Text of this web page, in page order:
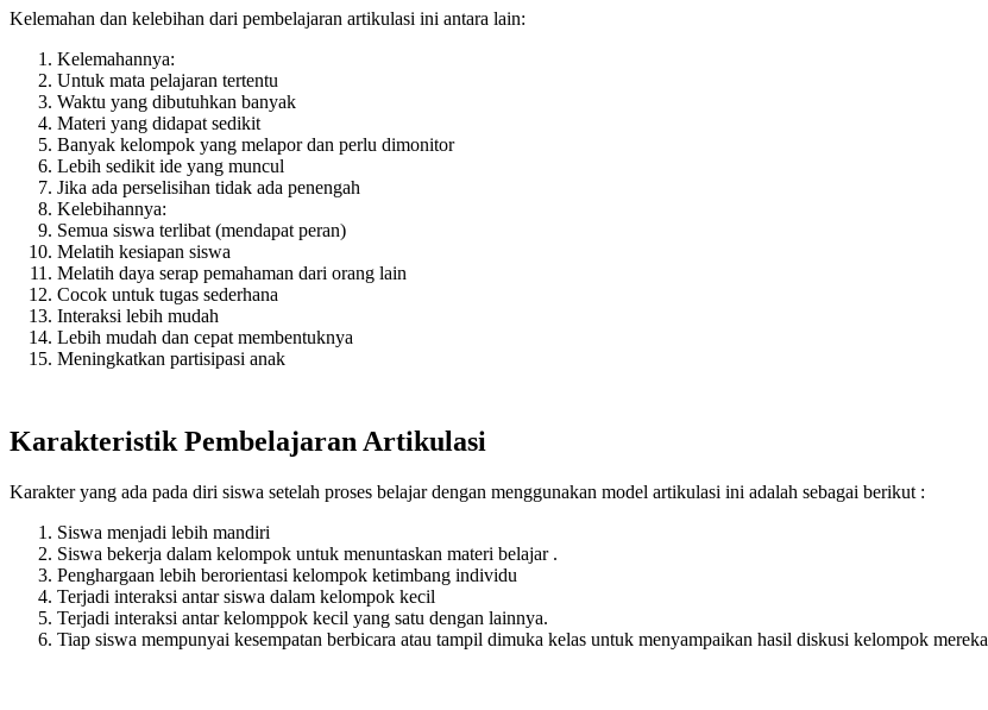
Kelemahan dan kelebihan dari pembelajaran artikulasi ini antara lain:
Kelemahannya:
Untuk mata pelajaran tertentu
Waktu yang dibutuhkan banyak
Materi yang didapat sedikit
Banyak kelompok yang melapor dan perlu dimonitor
Lebih sedikit ide yang muncul
Jika ada perselisihan tidak ada penengah
Kelebihannya:
Semua siswa terlibat (mendapat peran)
Melatih kesiapan siswa
Melatih daya serap pemahaman dari orang lain
Cocok untuk tugas sederhana
Interaksi lebih mudah
Lebih mudah dan cepat membentuknya
Meningkatkan partisipasi anak
Karakteristik Pembelajaran Artikulasi
Karakter yang ada pada diri siswa setelah proses belajar dengan menggunakan model artikulasi ini adalah sebagai berikut :
Siswa menjadi lebih mandiri
Siswa bekerja dalam kelompok untuk menuntaskan materi belajar .
Penghargaan lebih berorientasi kelompok ketimbang individu
Terjadi interaksi antar siswa dalam kelompok kecil
Terjadi interaksi antar kelomppok kecil yang satu dengan lainnya.
Tiap siswa mempunyai kesempatan berbicara atau tampil dimuka kelas untuk menyampaikan hasil diskusi kelompok mereka